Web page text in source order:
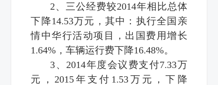
2、三公经费较2014年相比总体
下降14.53万元，其中：执行全国亲
情中华行活动项目，出国费用增长
1.64%，车辆运行费下降16.48%。
3、2014年度会议费支付7.33万
元，2015年支付1.53万元，下降